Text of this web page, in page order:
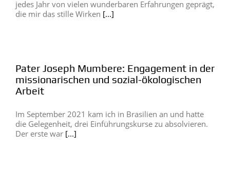
jedes Jahr von vielen wunderbaren Erfahrungen geprägt,
die mir das stille Wirken [...]
Pater Joseph Mumbere: Engagement in der
missionarischen und sozial-ökologischen
Arbeit
Im September 2021 kam ich in Brasilien an und hatte
die Gelegenheit, drei Einführungskurse zu absolvieren.
Der erste war [...]